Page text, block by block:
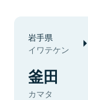
岩手県
イワテケン
釜田
カマタ